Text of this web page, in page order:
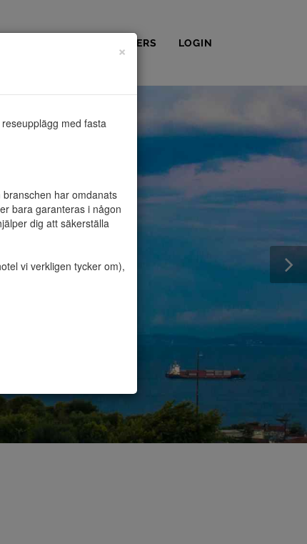
PARTNERS LOGIN
×
med fasta
har omdanats
bara garanteras i någon
dig att säkerställa
vi verkligen tycker om),